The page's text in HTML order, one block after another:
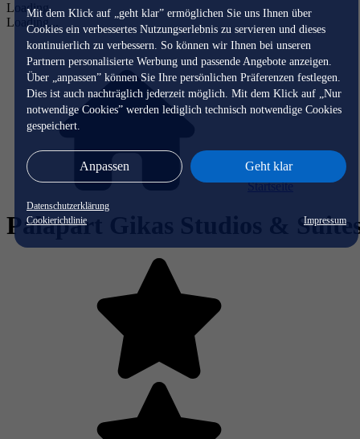
Mit dem Klick auf „geht klar” ermöglichen Sie uns Ihnen über
Cookies ein verbessertes Nutzungserlebnis zu servieren und dieses
kontinuierlich zu verbessern. So können wir Ihnen bei unseren
Partnern personalisierte Werbung und passende Angebote anzeigen.
Über „anpassen” können Sie Ihre persönlichen Präferenzen festlegen.
Dies ist auch nachträglich jederzeit möglich. Mit dem Klick auf „Nur
notwendige Cookies” werden lediglich technisch notwendige Cookies
gespeichert.
Anpassen Geht klar
Datenschutzerklärung
Cookierichtlinie
Impressum
Loading...
Loading...
Startseite
Palapart Gikas Studios &